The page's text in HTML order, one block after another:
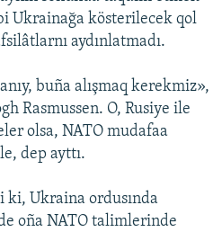
Ukrainağa kösterilecek qol
aydınlatmadı.
buña alışmaq kerekmiz»,
Rasmussen. O, Rusiye ile
olsa, NATO mudafaa
dep ayttı.
ki, Ukraina ordusında
oña NATO talimlerinde